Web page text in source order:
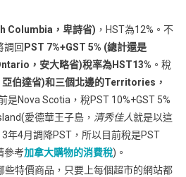
Columbia，卑詩省) ，HST為12%。不
調回 PST 7%+GST 5% (總計還是
，安大略省)稅率為HST13% 。稅
伯達省)和三個北邊的Territories，
是Nova Scotia，稅PST 10%+GST 5%
愛德華王子島， 清秀佳人就是以這
年4月調降PST，所以目前稅是PST
參考加拿大購物的消費稅)。
些特價商品，只要上每個超市的網站都